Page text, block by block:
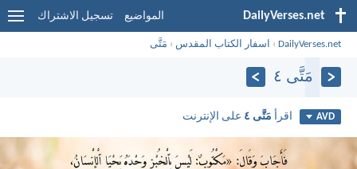
DailyVerses.net المواضيع تسجيل الاشتراك
DailyVerses.net
› اسفار الكتاب المقدس › مَتَّى
مَتَّى ٤
AVD اقرأ مَتَّى ٤ على الإنترنت